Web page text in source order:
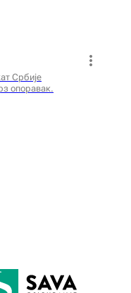
Србије
опоравак.